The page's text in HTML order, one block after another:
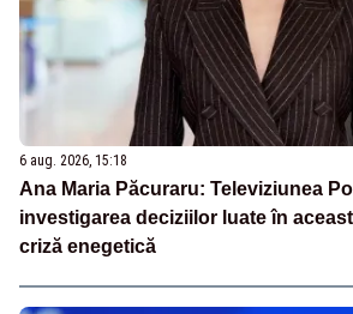
6 aug. 2026, 15:18
Ana Maria Păcuraru: Televiziunea
investigarea deciziilor luate în
criză enegetică